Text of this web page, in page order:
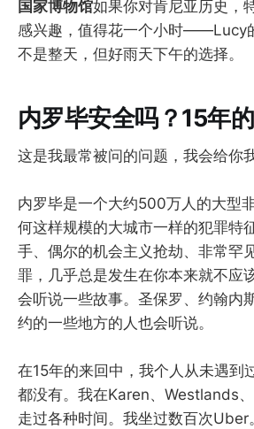
国家博物馆如果你对肯尼亚历史，
感兴趣，值得花一个小时——Lucy
不是整天，但好雨天下午的选择。
内罗毕安全吗？15年
这是我最常被问的问题，我会给你
内罗毕是一个大约500万人的大型
何这样规模的大城市一样的犯罪
手、偶尔的机会主义抢劫、非常罕
罪，几乎总是发生在你本来就不应
会听说一些故事。圣保罗、约翰内
约的一些地方的人也会听说。
在15年的来回中，我个人从未遇到
都没有。我在Karen、Westlands
走过各种时间。我坐过数百次Uber